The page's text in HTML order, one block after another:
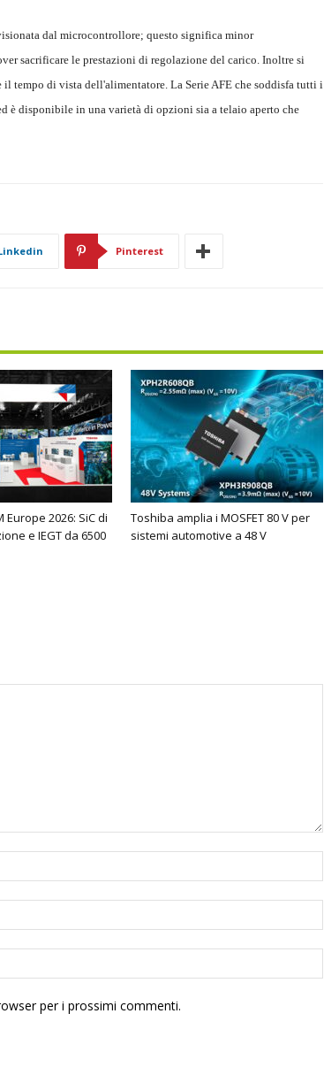
dal microcontrollore; questo significa minor
sacrificare le prestazioni di regolazione del carico. Inoltre si
tempo di vista dell'alimentatore. La Serie AFE che soddisfa tutti i
è disponibile in una varietà di opzioni sia a telaio aperto che
Pinterest
Europe 2026: SiC di
e IEGT da 6500
Toshiba amplia i MOSFET 80 V per
sistemi automotive a 48 V
per i prossimi commenti.